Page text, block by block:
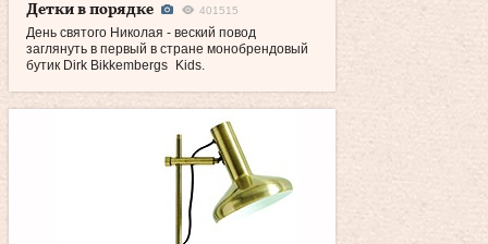
Детки в порядке 401515
День святого Николая - веский повод
заглянуть в первый в стране монобрендовый
бутик Dirk Bikkembergs Kids.